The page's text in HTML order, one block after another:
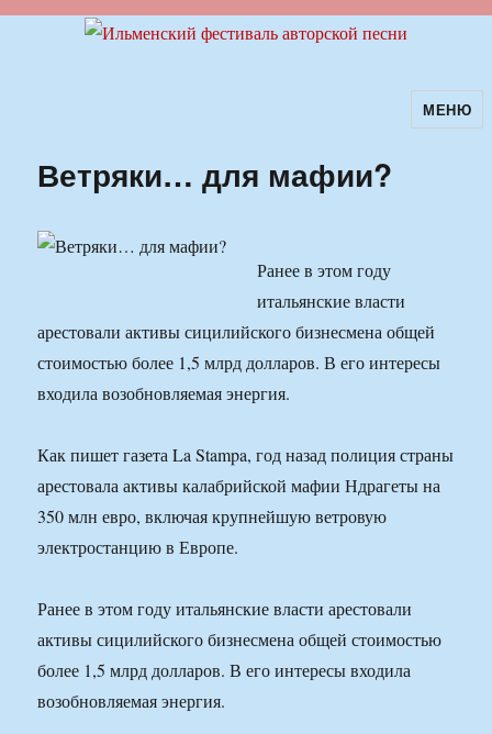
Ильменский фестиваль авторскойМЕНЮ
Ветряки… для мафии?
Ранее в этом году
итальянские власти
арестовали активы сицилийского бизнесмена общей
стоимостью более 1,5 млрд долларов. В его интересы
входила возобновляемая энергия.
Как пишет газета La Stampa, год назад полиция страны
арестовала активы калабрийской мафии Ндрагеты на
350 млн евро, включая крупнейшую ветровую
электростанцию в Европе.
Ранее в этом году итальянские власти арестовали
активы сицилийского бизнесмена общей стоимостью
более 1,5 млрд долларов. В его интересы входила
возобновляемая энергия.